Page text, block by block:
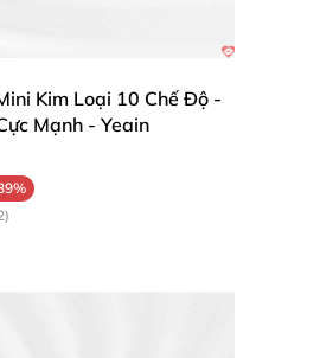
Kim Loại 10 Chế Độ -
Mạnh - Yeain